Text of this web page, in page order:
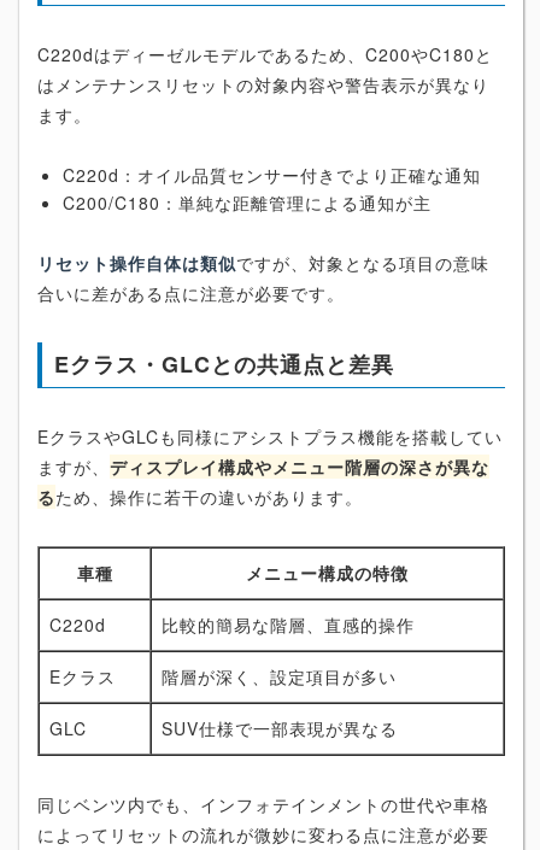
C220dはディーゼルモデルであるため、C200やC180と
はメンテナンスリセットの対象内容や警告表示が異なり
ます。
C220d：オイル品質センサー付きでより正確な通知
C200/C180：単純な距離管理による通知が主
リセット操作自体は類似ですが、対象となる項目の意味
合いに差がある点に注意が必要です。
Eクラス・GLCとの共通点と差異
EクラスやGLCも同様にアシストプラス機能を搭載してい
ますが、 ディスプレイ構成やメニュー階層の深さが異な
るため、操作に若干の違いがあります。
車種 メニュー構成の特徴
C220d 比較的簡易な階層、直感的操作
Eクラス 階層が深く、設定項目が多い
GLC SUV仕様で一部表現が異なる
同じベンツ内でも、インフォテインメントの世代や車格
によってリセットの流れが微妙に変わる点に注意が必要